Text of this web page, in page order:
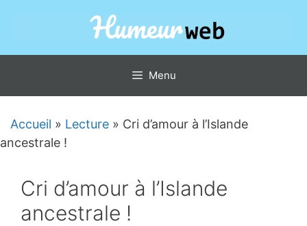
Menu
Accueil » Lecture » Cri d’amour à l’Islande
ancestrale !
Cri d’amour à l’Islande
ancestrale !